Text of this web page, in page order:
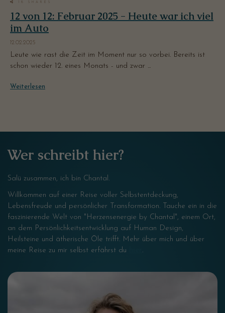
18 SHARES
12 von 12: Februar 2025 - Heute war ich viel
im Auto
12.02.2025
Leute wie rast die Zeit im Moment nur so vorbei. Bereits ist
schon wieder 12. eines Monats - und zwar ...
Weiterlesen
Wer schreibt hier?
Salü zusammen, ich bin Chantal.
Willkommen auf einer Reise voller Selbstentdeckung,
Lebensfreude und persönlicher Transformation. Tauche ein in die
faszinierende Welt von "Herzensenergie by Chantal", einem Ort,
an dem Persönlichkeitsentwicklung auf Human Design,
Heilsteine und ätherische Öle trifft. Mehr über mich und über
meine Reise zu mir selbst erfährst du
.